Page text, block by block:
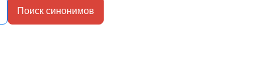
Поиск синонимов